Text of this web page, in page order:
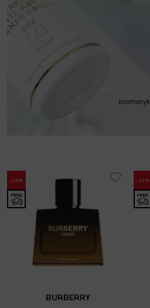
-12%
BURBERRY
-12%